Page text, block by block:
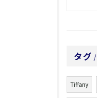
タグ
Tiffany